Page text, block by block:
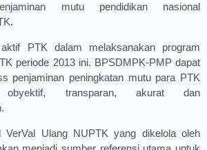
mutu pendidikan nasional
PTK dalam melaksanakan program
periode 2013 ini. BPSDMPK-PMP dapat
penjaminan peningkatan mutu para PTK
transparan, akurat dan
VerVal Ulang NUPTK yang dikelola oleh